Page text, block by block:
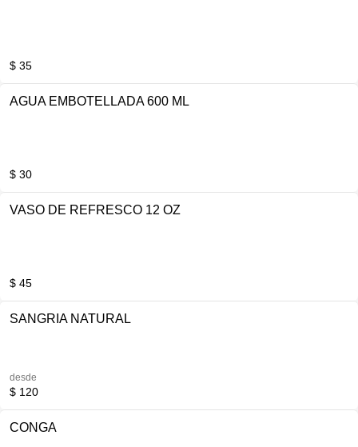
$ 35
AGUA EMBOTELLADA 600 ML
$ 30
VASO DE REFRESCO 12 OZ
$ 45
SANGRIA NATURAL
desde
$ 120
CONGA